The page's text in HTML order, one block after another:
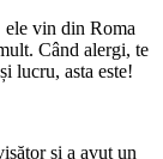
ele vin din Roma
Când alergi, te
lucru, asta este!
și a avut un